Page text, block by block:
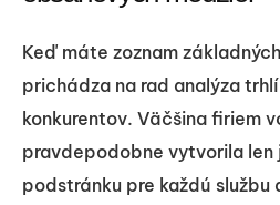
Keď máte zoznam
prichádza na rad analýza
konkurentov. Väčšina firiem
pravdepodobne vytvorila len
podstránku pre každú službu